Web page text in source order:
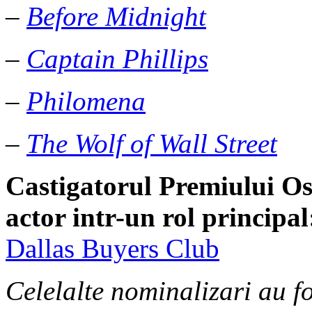
– Before Midnight
– Captain Phillips
– Philomena
– The Wolf of Wall Street
Castigatorul Premiului
actor intr-un rol
Dallas Buyers Club
Celelalte nominalizari au